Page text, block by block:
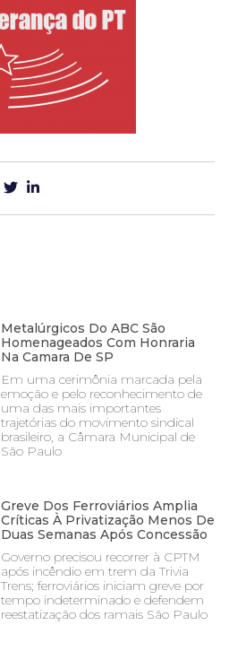
Metalúrgicos Do ABC São
Homenageados Com Honraria
Na Camara De SP
Em uma cerimônia marcada pela
emoção e pelo reconhecimento de
uma das mais importantes
trajetórias do movimento sindical
brasileiro, a Câmara Municipal de
São Paulo
Greve Dos Ferroviários Amplia
Críticas À Privatização Menos De
Duas Semanas Após Concessão
Governo precisou recorrer à CPTM
após incêndio em trem da Trivia
Trens; ferroviários iniciam greve por
tempo indeterminado e defendem
reestatização dos ramais São Paulo